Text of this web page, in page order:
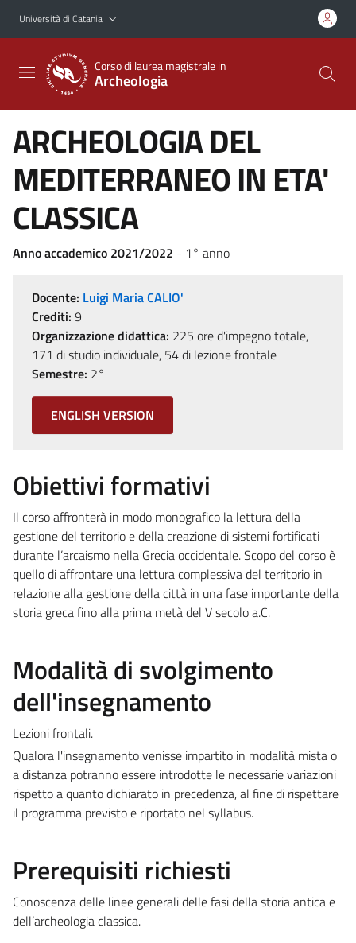
Vai al contenuto principale
Vai al menu di navigazione
Università di Catania
Corso di laurea magistrale in
Archeologia
ARCHEOLOGIA DEL
MEDITERRANEO IN ETA'
CLASSICA
Anno accademico 2021/2022 - 1° anno
Docente: Luigi Maria CALIO'
Crediti: 9
Organizzazione didattica: 225 ore d'impegno totale,
171 di studio individuale, 54 di lezione frontale
Semestre: 2°
ENGLISH VERSION
Obiettivi formativi
Il corso affronterà in modo monografico la lettura della
gestione del territorio e della creazione di sistemi fortificati
durante l’arcaismo nella Grecia occidentale. Scopo del corso è
quello di affrontare una lettura complessiva del territorio in
relazione alla gestione della città in una fase importante della
storia greca fino alla prima metà del V secolo a.C.
Modalità di svolgimento
dell'insegnamento
Lezioni frontali.
Qualora l'insegnamento venisse impartito in modalità mista o
a distanza potranno essere introdotte le necessarie variazioni
rispetto a quanto dichiarato in precedenza, al fine di rispettare
il programma previsto e riportato nel syllabus.
Prerequisiti richiesti
Conoscenza delle linee generali delle fasi della storia antica e
dell’archeologia classica.